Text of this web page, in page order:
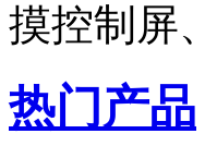
摸控制屏
热门产品